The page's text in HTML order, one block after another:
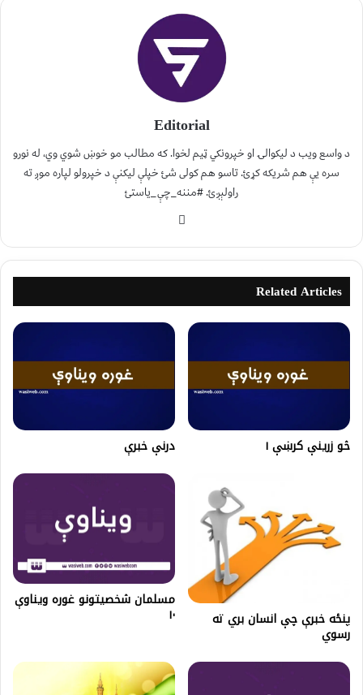
Editorial
د واسع ویب د لیکوالۍ او خپرونکي ټیم لخوا. که مطالب مو خوښ شوي وي، له نورو
سره یې هم شریکه کړئ. تاسو هم کولی شئ خپلې لیکنې د خپرولو لپاره موږ ته
راولېږئ. #مننه_چې_یاستئ
Related Articles
څو زرینې کرښې ۱ درنې خبرې
پنځه خبرې چې انسان بري ته
رسوي
مسلمان شخصیتونو غوره ویناوې
۱۰